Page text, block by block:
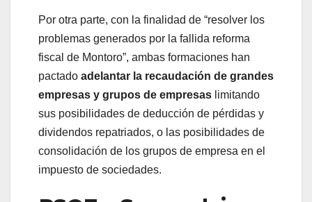
Por otra parte, con la finalidad de “resolver los
problemas generados por la fallida reforma
fiscal de Montoro”, ambas formaciones han
pactado adelantar la recaudación de grandes
empresas y grupos de empresas limitando
sus posibilidades de deducción de pérdidas y
dividendos repatriados, o las posibilidades de
consolidación de los grupos de empresa en el
impuesto de sociedades.